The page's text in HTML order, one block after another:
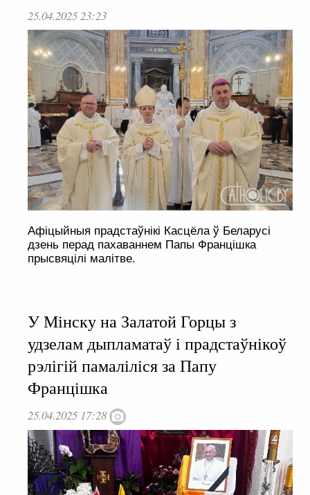
25.04.2025 23:23
Афіцыйныя прадстаўнікі Касцёла ў Беларусі
дзень перад пахаваннем Папы Францішка
прысвяцілі малітве.
У Мінску на Залатой Горцы з
удзелам дыпламатаў і прадстаўнікоў
рэлігій памаліліся за Папу
Францішка
25.04.2025 17:28